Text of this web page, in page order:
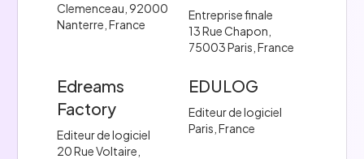
Clemenceau, 92000
Nanterre, France
Entreprise finale
13 Rue Chapon,
75003 Paris, France
Edreams
Factory
Editeur de logiciel
20 Rue Voltaire,
EDULOG
Editeur de logiciel
Paris, France